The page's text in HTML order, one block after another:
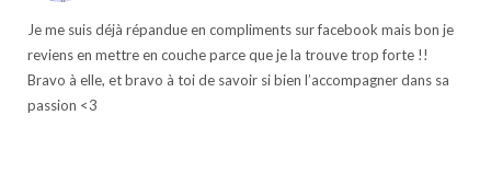
Je me suis déjà répandue en compliments sur facebook mais bon je
reviens en mettre en couche parce que je la trouve trop forte !!
Bravo à elle, et bravo à toi de savoir si bien l’accompagner dans sa
passion <3